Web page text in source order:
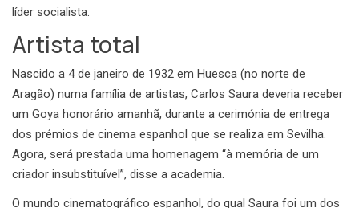
líder socialista.
Artista total
Nascido a 4 de janeiro de 1932 em Huesca (no norte de
Aragão) numa família de artistas, Carlos Saura deveria receber
um Goya honorário amanhã, durante a cerimónia de entrega
dos prémios de cinema espanhol que se realiza em Sevilha.
Agora, será prestada uma homenagem “à memória de um
criador insubstituível”, disse a academia.
O mundo cinematográfico espanhol, do qual Saura foi um dos